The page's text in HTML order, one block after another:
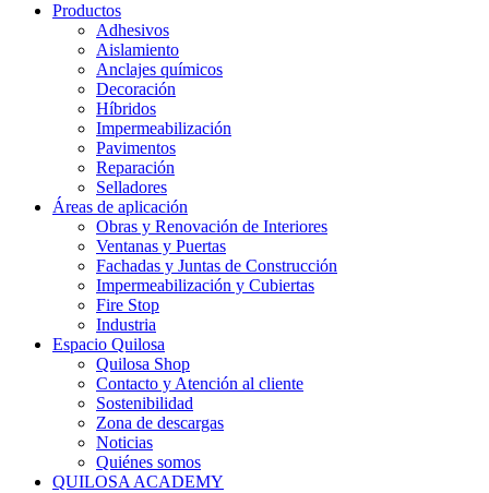
Productos
Adhesivos
Aislamiento
Anclajes químicos
Decoración
Híbridos
Impermeabilización
Pavimentos
Reparación
Selladores
Áreas de aplicación
Obras y Renovación de Interiores
Ventanas y Puertas
Fachadas y Juntas de Construcción
Impermeabilización y Cubiertas
Fire Stop
Industria
Espacio Quilosa
Quilosa Shop
Contacto y Atención al cliente
Sostenibilidad
Zona de descargas
Noticias
Quiénes somos
QUILOSA ACADEMY